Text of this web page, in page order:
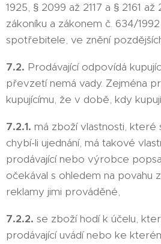
1925, § 2099 až 2117 a § 2161
zákoníku a zákonem č. 634/
spotřebitele, ve znění
7.2. Prodávající odpovídá
převzetí nemá vady. Zejména
kupujícímu, že v době, kdy
7.2.1. má zboží vlastnosti, které
chybí-li ujednání, má takové
prodávající nebo výrobce
očekával s ohledem na povahu
reklamy jimi prováděné,
7.2.2. se zboží hodí k účelu,
prodávající uvádí nebo ke